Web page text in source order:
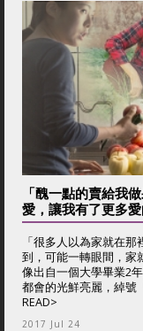
「醜一點的賣給我
愛，讓我有了更多
「很多人以為家就在
到，可能一轉眼間，家
像出自一個大學畢業2
都會的光鮮亮麗，綽號
READ>
2017 Jul 24